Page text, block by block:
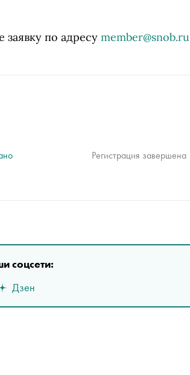
заявку по адресу member@snob.ru
Регистрация завершена
соцсети:
Дзен